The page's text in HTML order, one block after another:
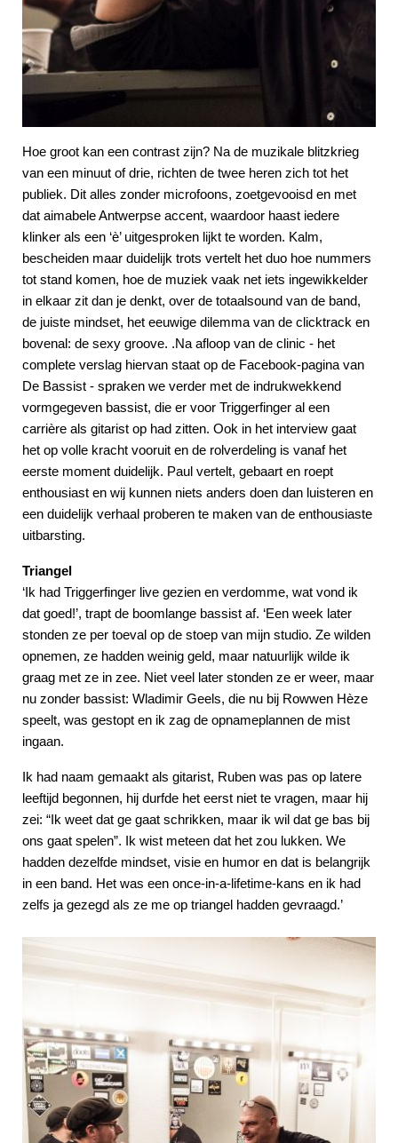
Hoe groot kan een contrast zijn? Na de muzikale blitzkrieg
van een minuut of drie, richten de twee heren zich tot het
publiek. Dit alles zonder microfoons, zoetgevooisd en met
dat aimabele Antwerpse accent, waardoor haast iedere
klinker als een ‘è’ uitgesproken lijkt te worden. Kalm,
bescheiden maar duidelijk trots vertelt het duo hoe nummers
tot stand komen, hoe de muziek vaak net iets ingewikkelder
in elkaar zit dan je denkt, over de totaalsound van de band,
de juiste mindset, het eeuwige dilemma van de clicktrack en
bovenal: de sexy groove. .Na afloop van de clinic - het
complete verslag hiervan staat op de Facebook-pagina van
De Bassist - spraken we verder met de indrukwekkend
vormgegeven bassist, die er voor Triggerfinger al een
carrière als gitarist op had zitten. Ook in het interview gaat
het op volle kracht vooruit en de rolverdeling is vanaf het
eerste moment duidelijk. Paul vertelt, gebaart en roept
enthousiast en wij kunnen niets anders doen dan luisteren en
een duidelijk verhaal proberen te maken van de enthousiaste
uitbarsting.
Triangel
‘Ik had Triggerfinger live gezien en verdomme, wat vond ik
dat goed!’, trapt de boomlange bassist af. ‘Een week later
stonden ze per toeval op de stoep van mijn studio. Ze wilden
opnemen, ze hadden weinig geld, maar natuurlijk wilde ik
graag met ze in zee. Niet veel later stonden ze er weer, maar
nu zonder bassist: Wladimir Geels, die nu bij Rowwen Hèze
speelt, was gestopt en ik zag de opnameplannen de mist
ingaan.
Ik had naam gemaakt als gitarist, Ruben was pas op latere
leeftijd begonnen, hij durfde het eerst niet te vragen, maar hij
zei: “Ik weet dat ge gaat schrikken, maar ik wil dat ge bas bij
ons gaat spelen”. Ik wist meteen dat het zou lukken. We
hadden dezelfde mindset, visie en humor en dat is belangrijk
in een band. Het was een once-in-a-lifetime-kans en ik had
zelfs ja gezegd als ze me op triangel hadden gevraagd.’